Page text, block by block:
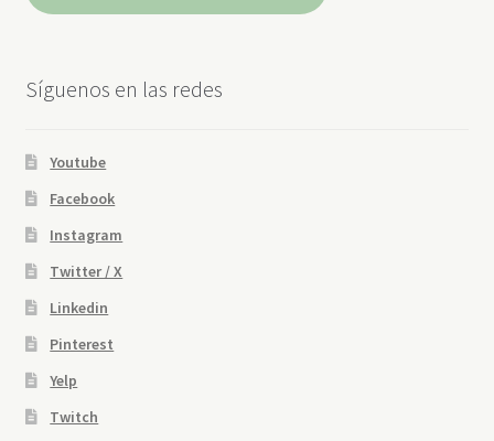
Síguenos en las redes
Youtube
Facebook
Instagram
Twitter / X
Linkedin
Pinterest
Yelp
Twitch